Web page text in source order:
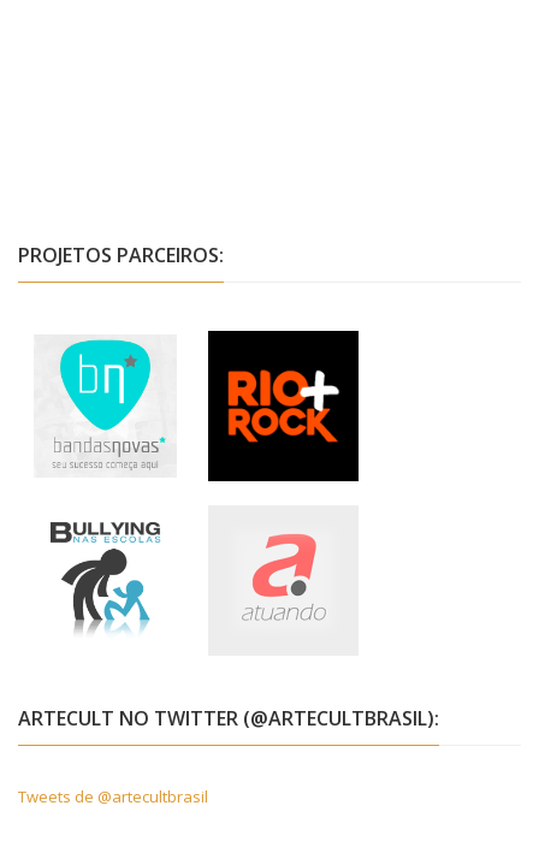
PROJETOS PARCEIROS:
ARTECULT NO TWITTER (@ARTECULTBRASIL):
Tweets de @artecultbrasil